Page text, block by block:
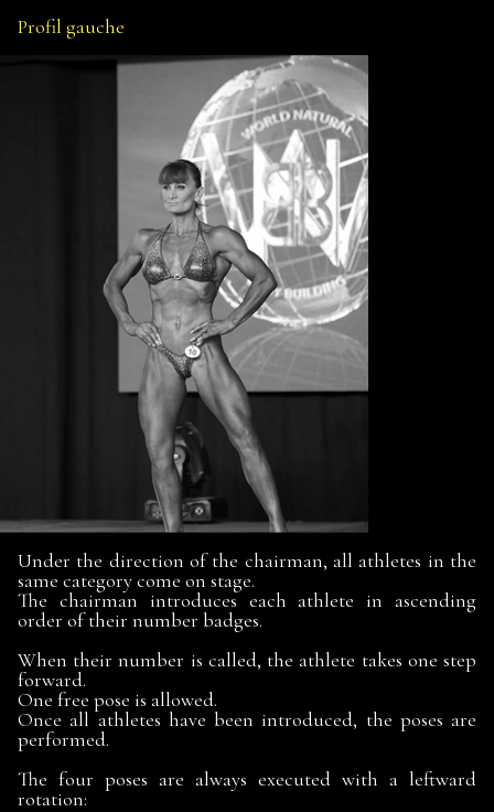
Profil gauche
Under the direction of the chairman, all athletes in the
same category come on stage.
The chairman introduces each athlete in ascending
order of their number badges.
When their number is called, the athlete takes one step
forward.
One free pose is allowed.
Once all athletes have been introduced, the poses are
performed.
The four poses are always executed with a leftward
rotation: